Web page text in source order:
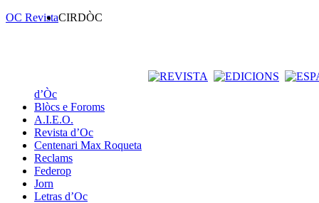
OC RevistaCIRDÒC
d’Òc
Blòcs e Foroms
A.I.E.O.
Revista d’Oc
Centenari Max Roqueta
Reclams
Federop
Jorn
Letras d’Oc